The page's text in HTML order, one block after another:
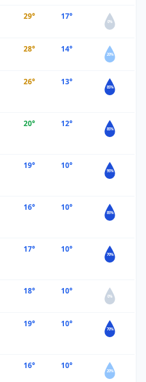
29° 17°
0%
28° 14°
20%
26° 13°
85%
20° 12°
85%
19° 10°
95%
16° 10°
85%
17° 10°
70%
18° 10°
0%
19° 10°
70%
16° 10°
20%